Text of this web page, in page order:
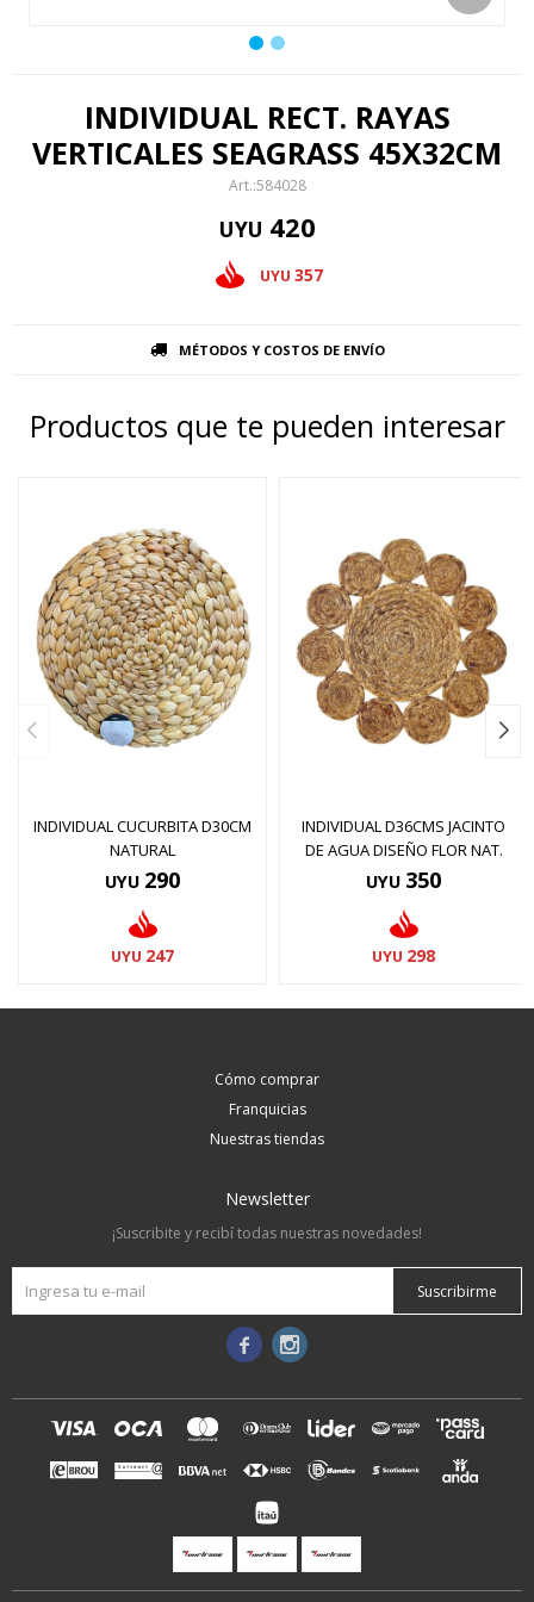
INDIVIDUAL RECT. RAYAS
VERTICALES SEAGRASS 45X32CM
584028
UYU 420
UYU 357
MÉTODOS Y COSTOS DE ENVÍO
Productos que te pueden interesar
INDIVIDUAL CUCURBITA D30CM
NATURAL
UYU 290
UYU 247
INDIVIDUAL D36CMS JACINTO
DE AGUA DISEÑO FLOR NAT.
UYU 350
UYU 298
Cómo comprar
Franquicias
Nuestras tiendas
Newsletter
¡Suscribite y recibí todas nuestras novedades!
Suscribirme
 